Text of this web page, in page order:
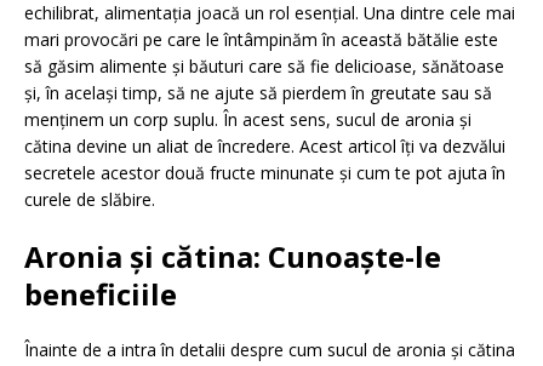
echilibrat, alimentația joacă un rol esențial. Una dintre cele mai
mari provocări pe care le întâmpinăm în această bătălie este
să găsim alimente și băuturi care să fie delicioase, sănătoase
și, în același timp, să ne ajute să pierdem în greutate sau să
menținem un corp suplu. În acest sens, sucul de aronia și
cătina devine un aliat de încredere. Acest articol îți va dezvălui
secretele acestor două fructe minunate și cum te pot ajuta în
curele de slăbire.
Aronia și cătina: Cunoaște-le
beneficiile
Înainte de a intra în detalii despre cum sucul de aronia și cătina